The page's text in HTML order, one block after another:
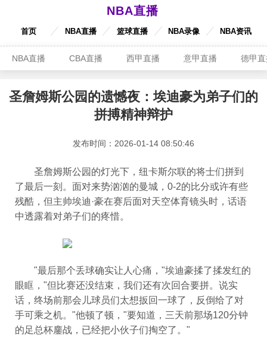
NBA直播
首页 NBA直播 篮球直播 NBA录像 NBA资讯
NBA直播 CBA直播 西甲直播 意甲直播 德甲
圣詹姆斯公园的遗憾夜：埃迪豪为弟子们的
拼搏精神辩护
发布时间：2026-01-14 08:50:46
圣詹姆斯公园的灯光下，纽卡斯尔联的将士们拼到
了最后一刻。面对来势汹汹的曼城，0-2的比分或许有些
残酷，但主帅埃迪·豪在赛后面对天空体育镜头时，话语
中透露着对弟子们的疼惜。
"最后那个丢球确实让人心痛，"埃迪豪揉了揉发红的
眼眶，"但比赛还没结束，我们还有次回合要拼。说实
话，终场前那会儿球员们太想扳回一球了，反倒给了对
手可乘之机。"他顿了顿，"要知道，三天前那场120分钟
的足总杯鏖战，已经把小伙子们掏空了。"